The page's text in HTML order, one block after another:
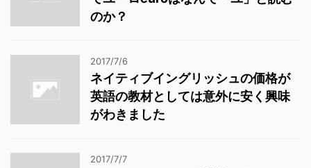
のか？
2017/7/6
ネイティブイングリッシュの価格が
英語の教材としては意外に安く興味
がわきました
2017/7/7